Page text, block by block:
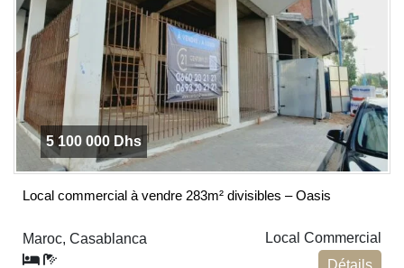
5 100 000 Dhs
Local commercial à vendre 283m² divisibles – Oasis
Maroc, Casablanca
Local Commercial
Détails